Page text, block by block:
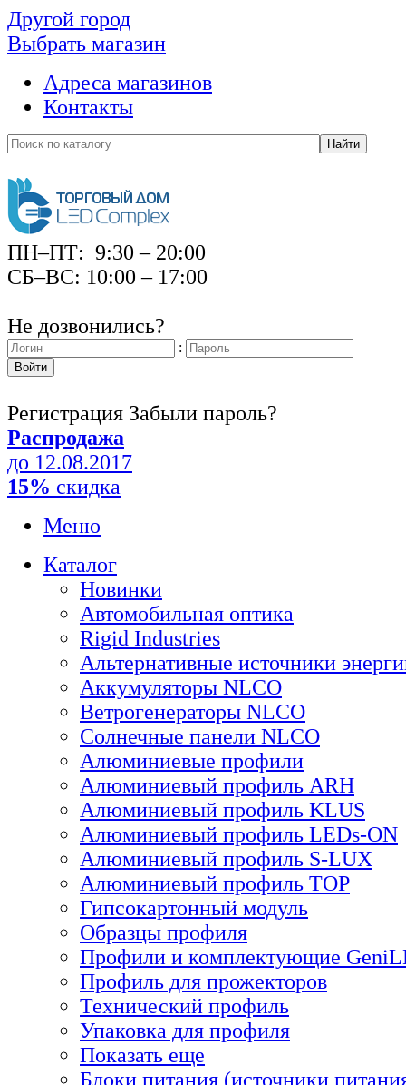
Другой город
Выбрать магазин
Адреса магазинов
Контакты
Найти
ПН–ПТ: 9:30 – 20:00
СБ–ВС: 10:00 – 17:00
Не дозвонились?
:
Войти
Регистрация Забыли пароль?
Распродажа
до 12.08.2017
15% скидка
Меню
Каталог
Новинки
Автомобильная оптика
Rigid Industries
Альтернативные источники
Аккумуляторы NLCO
Ветрогенераторы NLCO
Солнечные панели NLCO
Алюминиевые профили
Алюминиевый профиль ARH
Алюминиевый профиль KLUS
Алюминиевый профиль LEDs-ON
Алюминиевый профиль S-LUX
Алюминиевый профиль TOP
Гипсокартонный модуль
Образцы профиля
Профили и комплектующие
Профиль для прожекторов
Технический профиль
Упаковка для профиля
Показать еще
Блоки питания (источники